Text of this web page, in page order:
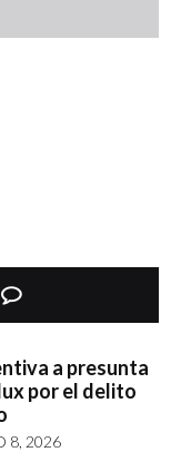
a presunta
por el delito
8, 2026